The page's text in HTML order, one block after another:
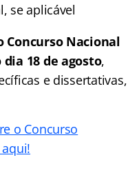
se aplicável
Concurso Nacional
18 de agosto,
e dissertativas,
o Concurso